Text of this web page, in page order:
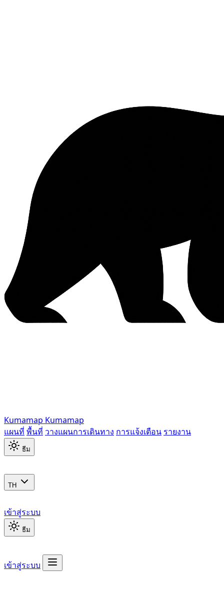
Kumamap Kumamap
แผนที่ พื้นที่ วางแผนการเดินทาง การแจ้งเตือน รายงาน
ธีม
TH
เข้าสู่ระบบ
ธีม
เข้าสู่ระบบ